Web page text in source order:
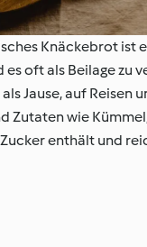
Knäckebrot ist
oft als Beilage zu
als Jause, auf
Zutaten wie
enthält und